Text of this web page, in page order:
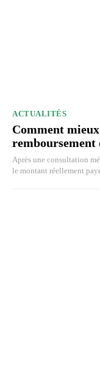
ACTUALITÉS
Comment
remboursement
Après une consultation
le montant réellement